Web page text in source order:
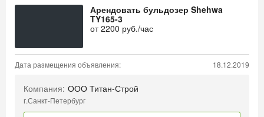
Арендовать бульдозер Shehwa
TY165-3
от2200 руб./час
Дата размещения объявления: 18.12.2019
Компания: ООО Титан-Строй
г.Санкт-Петербург